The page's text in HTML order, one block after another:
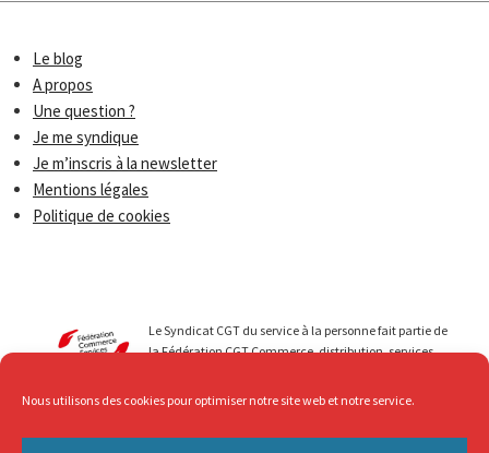
Nous utilisons des cookies pour optimiser notre site web et notre service.
Le blog
A propos
Une question ?
Je me syndique
Je m’inscris à la newsletter
Mentions légales
Politique de cookies
Le Syndicat CGT du service à la personne fait partie de
la Fédération CGT Commerce, distribution, services.
secteur du Service à la personne. Au service de ... mais